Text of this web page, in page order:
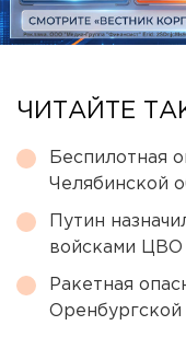
ЧИТАЙТЕ
Беспилотная
Челябинской
Путин
войсками ЦВО
Ракетная